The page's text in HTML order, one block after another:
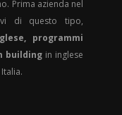
Prima azienda nel
di questo tipo,
programmi
building in inglese